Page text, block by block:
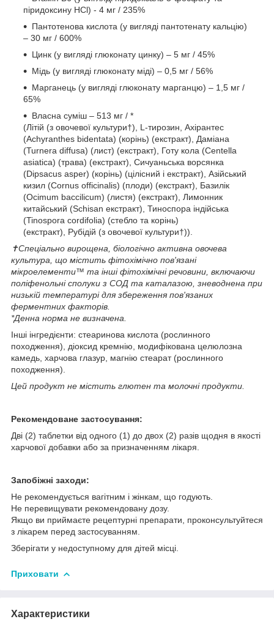
піридоксину HCl) - 4 мг / 235%
Пантотенова кислота (у вигляді пантотенату кальцію)
– 30 мг / 600%
Цинк (у вигляді глюконату цинку) – 5 мг / 45%
Мідь (у вигляді глюконату міді) – 0,5 мг / 56%
Марганець (у вигляді глюконату марганцю) – 1,5 мг /
65%
Власна суміш – 513 мг / *
(Літій (з овочевої культури†), L-тирозин, Ахірантес
(Achyranthes bidentata) (корінь) (екстракт), Даміана
(Turnera diffusa) (лист) (екстракт), Готу кола (Centella
asiatica) (трава) (екстракт), Сичуаньська ворсянка
(Dipsacus asper) (корінь) (цілісний і екстракт), Азійський
кизил (Cornus officinalis) (плоди) (екстракт), Базилік
(Ocimum baccilicum) (листя) (екстракт), Лимонник
китайський (Schisan екстракт), Тиноспора індійська
(Tinospora cordifolia) (стебло та корінь)
(екстракт), Рубідій (з овочевої культури†)).
✝Спеціально вирощена, біологічно активна овочева
культура, що містить фітохімічно пов'язані
мікроелементи™ та інші фітохімічні речовини, включаючи
поліфенольні сполуки з СОД та каталазою, зневоднена при
низькій температурі для збереження пов'язаних
ферментних факторів.
*Денна норма не визначена.
Інші інгредієнти: стеаринова кислота (рослинного
походження), діоксид кремнію, модифікована целюлозна
камедь, харчова глазур, магнію стеарат (рослинного
походження).
Цей продукт не містить глютен та молочні продукти.
Рекомендоване застосування:
Дві (2) таблетки від одного (1) до двох (2) разів щодня в якості
харчової добавки або за призначенням лікаря.
Запобіжні заходи:
Не рекомендується вагітним і жінкам, що годують.
Не перевищувати рекомендовану дозу.
Якщо ви приймаєте рецептурні препарати, проконсультуйтеся
з лікарем перед застосуванням.
Зберігати у недоступному для дітей місці.
Приховати
Характеристики